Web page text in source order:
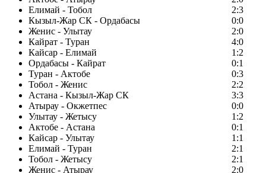
Елимай - Тобол
2:3
Кызыл-Жар СК - Ордабасы
0:0
Женис - Улытау
2:0
Кайрат - Туран
4:0
Кайсар - Елимай
1:2
Ордабасы - Кайрат
0:1
Туран - Актобе
0:3
Тобол - Женис
2:2
Астана - Кызыл-Жар СК
3:3
Атырау - Окжетпес
0:0
Улытау - Жетысу
1:2
Актобе - Астана
0:1
Кайсар - Улытау
1:1
Елимай - Туран
2:1
Тобол - Жетысу
2:1
Женис - Атырау
2:0